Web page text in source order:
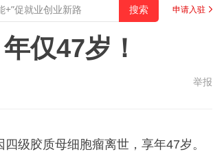
申请入驻
仅47岁！
举报
四级胶质母细胞瘤离世，享年47岁。